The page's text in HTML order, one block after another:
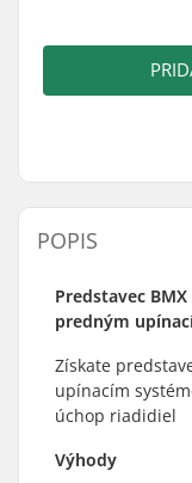
POPIS
Predstavec
predným
Získate
upínacím
úchop riadidiel
Výhody